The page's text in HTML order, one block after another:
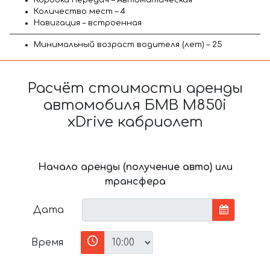
Количество мест – 4
Навигация – встроенная
Минимальный возраст водителя (лет) – 25
Расчёт стоимости аренды
автомобиля БМВ M850i
xDrive кабриолет
Начало аренды (получение авто) или
трансфера
Дата
Время